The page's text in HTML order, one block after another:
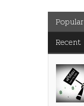
Popular
Recent